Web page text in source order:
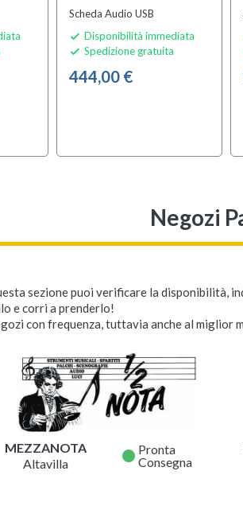
Scheda Audio USB
 Disponibilità immediata
 Spedizione gratuita
444,00 €
Negozi
sezione puoi verificare la disponibilità,
e corri a prenderlo!
con frequenza, tuttavia anche al miglior
MEZZANOTA
Altavilla
fiber_manual_record Pronta
Consegna